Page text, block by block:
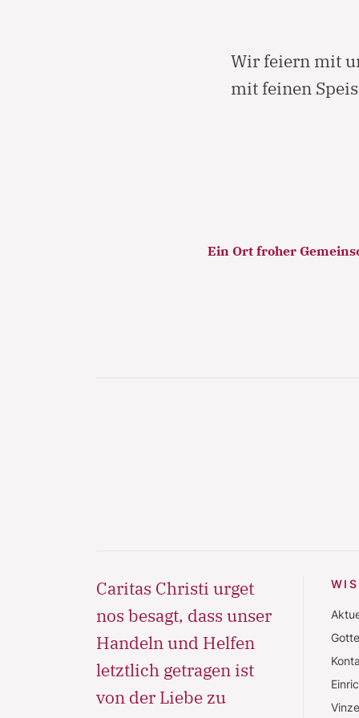
Wir feiern mit
mit feinen
Ein Ort froher
Caritas Christi urget
nos besagt, dass unser
Handeln und Helfen
letztlich getragen ist
von der Liebe zu